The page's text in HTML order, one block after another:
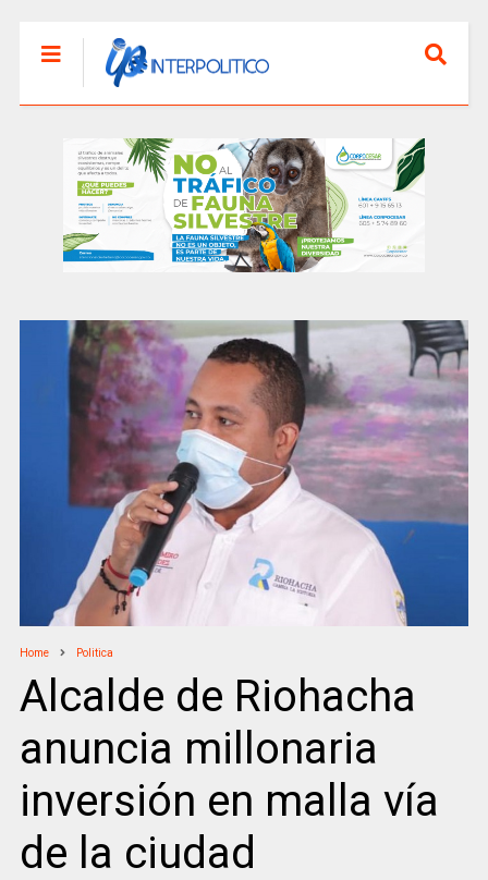
Home Politica
Alcalde de Riohacha
anuncia millonaria
inversión en malla vía
de la ciudad